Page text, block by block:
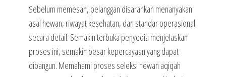
Sebelum memesan, pelanggan disarankan menanyakan
asal hewan, riwayat kesehatan, dan standar operasional
secara detail. Semakin terbuka penyedia menjelaskan
proses ini, semakin besar kepercayaan yang dapat
dibangun. Memahami proses seleksi hewan aqiqah